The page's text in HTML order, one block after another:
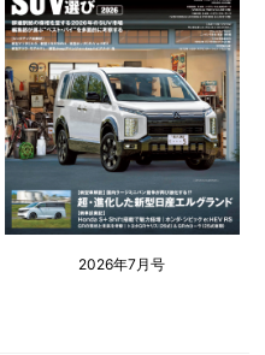
2026年7月号